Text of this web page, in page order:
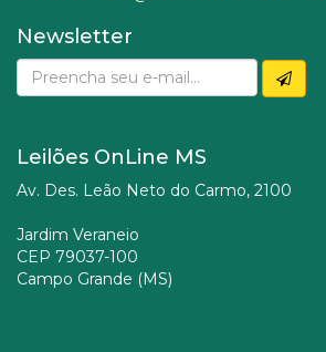
Newsletter
Leilões OnLine MS
Av. Des. Leão Neto do Carmo, 2100
Jardim Veraneio
CEP 79037-100
Campo Grande (MS)